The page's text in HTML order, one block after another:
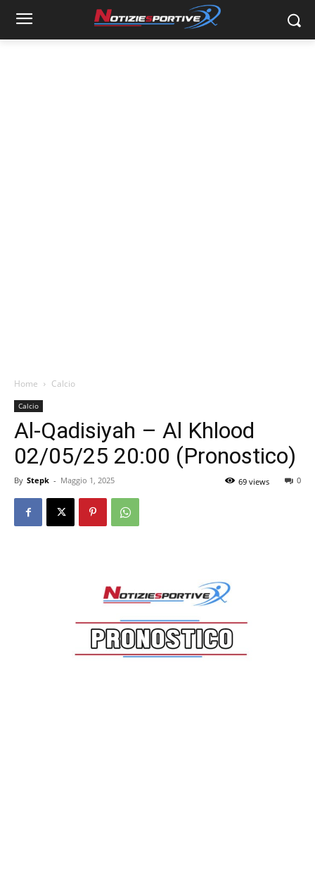
Home Calcio
Calcio
Al-Qadisiyah – Al Khlood
02/05/25 20:00 (Pronostico)
By Stepk - Maggio 1, 2025 0
69 views